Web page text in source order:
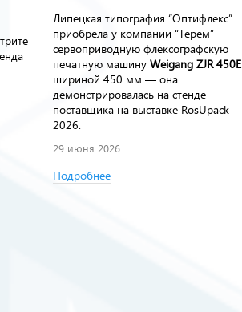
Липецкая типография “Оптифлекс”
приобрела у компании “Терем”
сервоприводную флексографскую
печатную машину Weigang ZJR 450E
шириной 450 мм — она
демонстрировалась на стенде
поставщика на выставке RosUpack
2026.
29 июня 2026
Подробнее